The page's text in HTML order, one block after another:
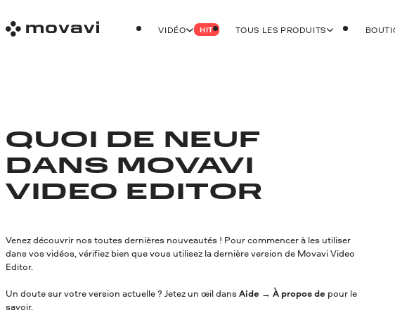
VIDÉO HIT TOUS LES PRODUITS
QUOI DE NEUF
DANS MOVAVI
VIDEO EDITOR
Venez découvrir nos toutes dernières nouveautés ! Pour commencer à les utiliser
dans vos vidéos, vérifiez bien que vous utilisez la dernière version de Movavi Video
Editor.
Un doute sur votre version actuelle ? Jetez un œil dansAide → À propos de pour le
savoir.